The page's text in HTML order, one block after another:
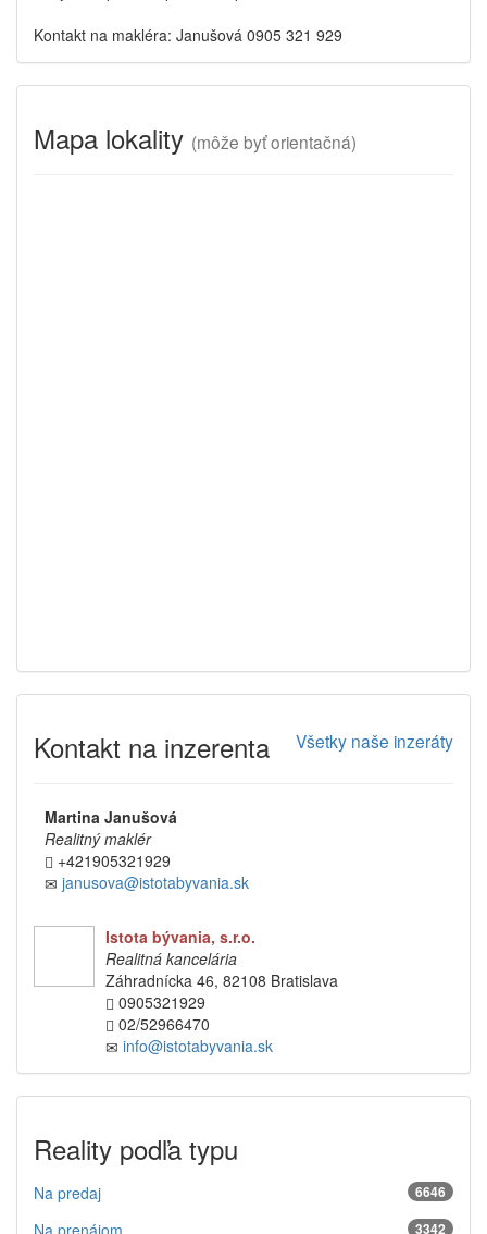
Kontakt na makléra: Janušová 0905 321 929
Mapa lokality (môže byť orientačná)
Kontakt na inzerenta Všetky naše inzeráty
Martina Janušová
Realitný maklér
+421905321929
janusova@istotabyvania.sk
Istota bývania, s.r.o.
Realitná kancelária
Záhradnícka 46, 82108 Bratislava
0905321929
02/52966470
info@istotabyvania.sk
Reality podľa typu
6646
Na predaj
3342
Na prenájom